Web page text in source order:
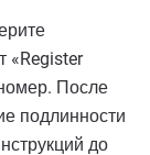
«Register
После
подлинности
до